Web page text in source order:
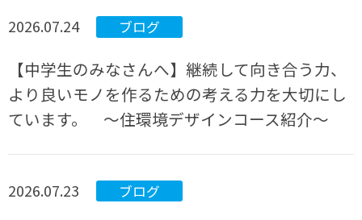
2026.07.24 ブログ
【中学生のみなさんへ】継続して向き合う力、
より良いモノを作るための考える力を大切にし
ています。 ～住環境デザインコース紹介～
2026.07.23 ブログ